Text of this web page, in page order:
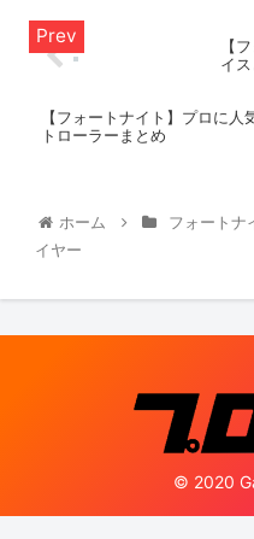
【
イ
【フォートナイト】プロに人
トローラーまとめ
ホーム フォートナ
イヤー
© 2020